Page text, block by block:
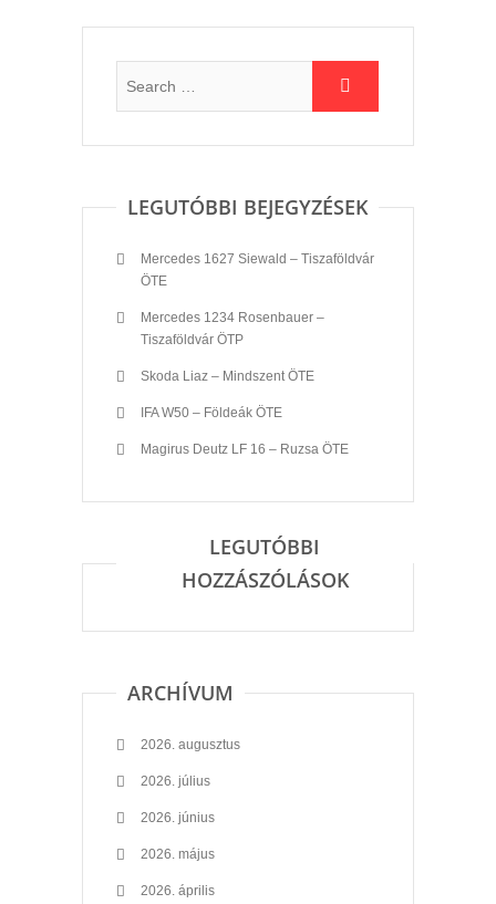
LEGUTÓBBI BEJEGYZÉSEK
Mercedes 1627 Siewald – Tiszaföldvár
ÖTE
Mercedes 1234 Rosenbauer –
Tiszaföldvár ÖTP
Skoda Liaz – Mindszent ÖTE
IFA W50 – Földeák ÖTE
Magirus Deutz LF 16 – Ruzsa ÖTE
LEGUTÓBBI
HOZZÁSZÓLÁSOK
ARCHÍVUM
2026. augusztus
2026. július
2026. június
2026. május
2026. április